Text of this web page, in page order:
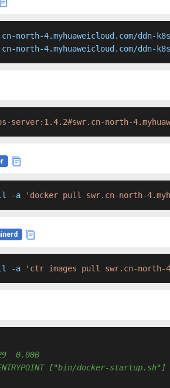
north-4.myhuaweicloud.com/ddn-
north-4.myhuaweicloud.com/ddn-
server:1.4.2#swr.cn-north-
-a 'docker pull swr.cn-north-
-a 'ctr images pull swr.cn-north-
0.00B
["bin/docker-startup.sh"]